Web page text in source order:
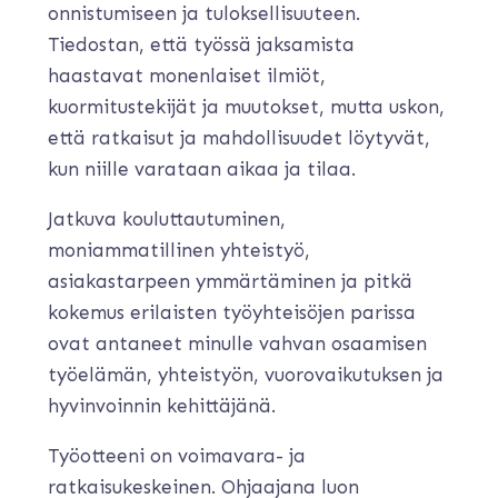
onnistumiseen ja tuloksellisuuteen.
Tiedostan, että työssä jaksamista
haastavat monenlaiset ilmiöt,
kuormitustekijät ja muutokset, mutta uskon,
että ratkaisut ja mahdollisuudet löytyvät,
kun niille varataan aikaa ja tilaa.
Jatkuva kouluttautuminen,
moniammatillinen yhteistyö,
asiakastarpeen ymmärtäminen ja pitkä
kokemus erilaisten työyhteisöjen parissa
ovat antaneet minulle vahvan osaamisen
työelämän, yhteistyön, vuorovaikutuksen ja
hyvinvoinnin kehittäjänä.
Työotteeni on voimavara- ja
ratkaisukeskeinen. Ohjaajana luon